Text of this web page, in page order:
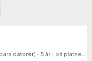
6541 material och tillverkning (för bärbara datorer) - 5 år - på platsen - svarstid: NBD - för ThinkBook 13; 14; 15; ThinkPad 11e (1st Gen); X131; X140; ThinkPad Yoga 11e (1st Gen)